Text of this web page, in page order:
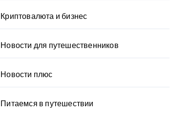
Криптовалюта и бизнес
Новости для путешественников
Новости плюс
Питаемся в путешествии